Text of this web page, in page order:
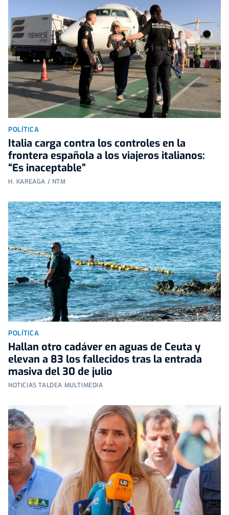
POLÍTICA
Italia carga contra los controles en la
frontera española a los viajeros italianos:
“Es inaceptable”
H. KAREAGA / NTM
POLÍTICA
Hallan otro cadáver en aguas de Ceuta y
elevan a 83 los fallecidos tras la entrada
masiva del 30 de julio
NOTICIAS TALDEA MULTIMEDIA